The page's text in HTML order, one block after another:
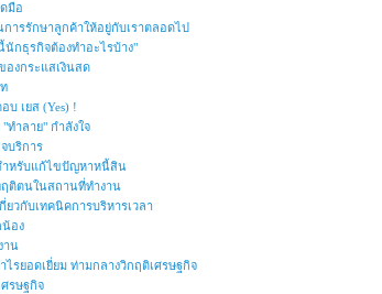
มือ
ารรักษาลูกค้าให้อยู่กับเราตลอดไป
กธุรกิจต้องทำอะไรบ้าง"
งกระแสเงินสด
บ เยส (Yes) !
ทำลาย" กำลังใจ
บริการ
ำหรับแก้ไขปัญหาหนี้สิน
ติตนในสถานที่ทำงาน
ยวกับเทคนิคการบริหารเวลา
น้อง
าน
รยอดเยี่ยม ท่ามกลางวิกฤติเศรษฐกิจ
รษฐกิจ